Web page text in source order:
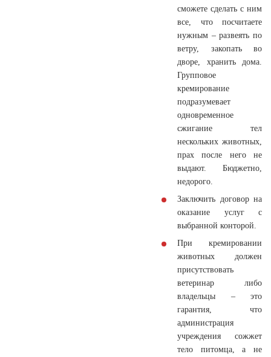
сможете сделать с ним
все, что посчитаете
нужным – развеять по
ветру, закопать во
дворе, хранить дома.
Групповое
кремирование
подразумевает
одновременное
сжигание тел
нескольких животных,
прах после него не
выдают. Бюджетно,
недорого.
Заключить договор на
оказание услуг с
выбранной конторой.
При кремировании
животных должен
присутствовать
ветеринар либо
владельцы – это
гарантия, что
администрация
учреждения сожжет
тело питомца, а не